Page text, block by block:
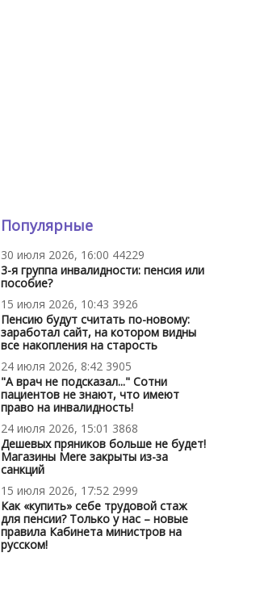
Популярные
30 июля 2026, 16:00 44229
3-я группа инвалидности: пенсия или
пособие?
15 июля 2026, 10:43 3926
Пенсию будут считать по-новому:
заработал сайт, на котором видны
все накопления на старость
24 июля 2026, 8:42 3905
"А врач не подсказал..." Сотни
пациентов не знают, что имеют
право на инвалидность!
24 июля 2026, 15:01 3868
Дешевых пряников больше не будет!
Магазины Mere закрыты из-за
санкций
15 июля 2026, 17:52 2999
Как «купить» себе трудовой стаж
для пенсии? Только у нас – новые
правила Кабинета министров на
русском!